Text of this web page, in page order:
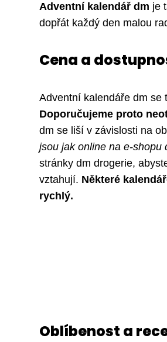
Adventní kalendář dm je
dopřát každý den malou
Cena a
Adventní kalendáře dm se
Doporučujeme proto
dm se liší v závislosti na
jsou jak online na e-shopu
stránky dm drogerie,
vztahují. Některé
rychlý.
Oblíbenost a